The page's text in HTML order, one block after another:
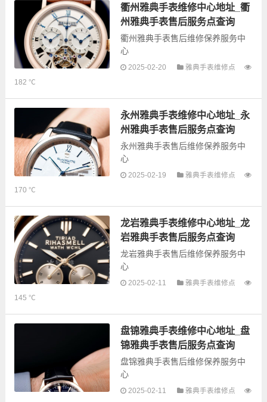
的故障检测维修，手表保养等业
务，为了享受优...
衢州雅典手表维修中心地址_衢
州雅典手表售后服务点查询
衢州雅典手表售后维修保养服务中
心
以下是古锋网为您整理的衢州雅典
手表售后服务网点和优质维修点信
息，可以为您提供雅典全型号手表
务，为了享受...
2025-02-20
雅典手表维修点
182 ℃
永州雅典手表维修中心地址_永
州雅典手表售后服务点查询
永州雅典手表售后维修保养服务中
心
息，可以为您提供雅典全型号手表
的故障检测维修，手表保养等业
务，为了享受优...
2025-02-19
雅典手表维修点
170 ℃
龙岩雅典手表维修中心地址_龙
岩雅典手表售后服务点查询
龙岩雅典手表售后维修保养服务中
心
息，可以为您提供雅典全型号手表
的故障检测维修，手表保养等业
务，为了享受优...
2025-02-11
雅典手表维修点
145 ℃
盘锦雅典手表维修中心地址_盘
锦雅典手表售后服务点查询
盘锦雅典手表售后维修保养服务中
心
2025-02-11
雅典手表维修点